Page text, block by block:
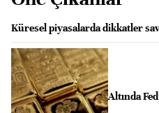
Küresel piyasalarda dikkatler
Altında